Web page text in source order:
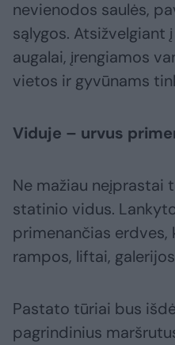
nevienodos saulės,
sąlygos. Atsižvelgiant
augalai, įrengiamos
vietos ir gyvūnams
Viduje – urvus
Ne mažiau
statinio vidus.
primenančias erdves,
rampos, liftai,
Pastato tūriai bus
pagrindinius